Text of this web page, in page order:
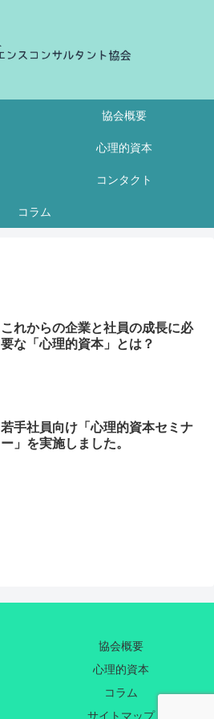
協会概要
心理的資本
コンタクト
コラム
これからの企業と社員の成長に必
要な「心理的資本」とは？
若手社員向け「心理的資本セミナ
ー」を実施しました。
協会概要
心理的資本
コラム
サイトマップ